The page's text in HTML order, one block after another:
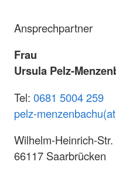
Ansprechpartner
Frau
Ursula Pelz-
Tel: 0681 5004 259
pelz-
Wilhelm-Heinrich-Str.
66117 Saarbrücken